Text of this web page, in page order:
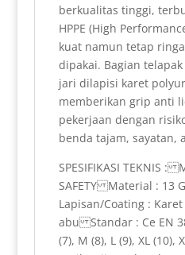
berkualitas tinggi,
HPPE (High
kuat namun tetap
dipakai. Bagian
jari dilapisi karet
memberikan grip anti
pekerjaan dengan
benda tajam, sayatan,
SPESIFIKASI TEKNIS :
SAFETY Material : 13
Lapisan/Coating :
abu Standar : Ce EN
(7), M (8), L (9), XL